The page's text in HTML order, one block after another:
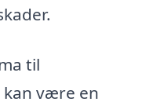
til
være en